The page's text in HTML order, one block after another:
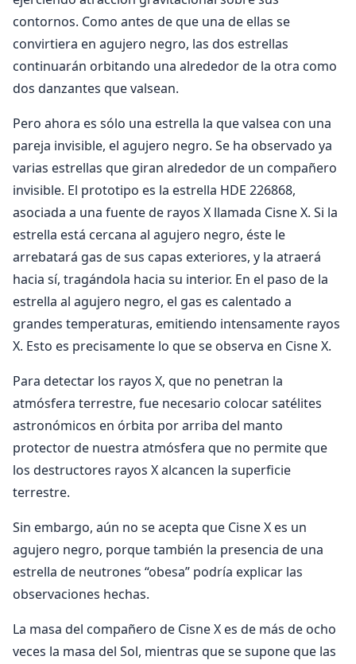
contornos. Como antes de que una de ellas se
convirtiera en agujero negro, las dos estrellas
continuarán orbitando una alrededor de la otra como
dos danzantes que valsean.
Pero ahora es sólo una estrella la que valsea con una
pareja invisible, el agujero negro. Se ha observado ya
varias estrellas que giran alrededor de un compañero
invisible. El prototipo es la estrella HDE 226868,
asociada a una fuente de rayos X llamada Cisne X. Si la
estrella está cercana al agujero negro, éste le
arrebatará gas de sus capas exteriores, y la atraerá
hacia sí, tragándola hacia su interior. En el paso de la
estrella al agujero negro, el gas es calentado a
grandes temperaturas, emitiendo intensamente rayos
X. Esto es precisamente lo que se observa en Cisne X.
Para detectar los rayos X, que no penetran la
atmósfera terrestre, fue necesario colocar satélites
astronómicos en órbita por arriba del manto
protector de nuestra atmósfera que no permite que
los destructores rayos X alcancen la superficie
terrestre.
Sin embargo, aún no se acepta que Cisne X es un
agujero negro, porque también la presencia de una
estrella de neutrones “obesa” podría explicar las
observaciones hechas.
La masa del compañero de Cisne X es de más de ocho
veces la masa del Sol, mientras que se supone que las